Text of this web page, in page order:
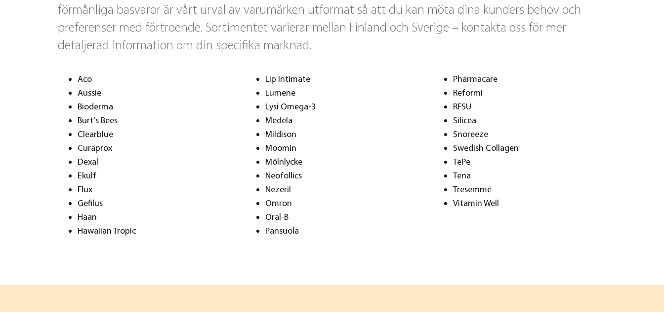
förmånliga basvaror är vårt urval av varumärken utformat så att du kan möta dina kunders behov och
preferenser med förtroende. Sortimentet varierar mellan Finland och Sverige – kontakta oss för mer
detaljerad information om din specifika marknad.
Aco
Aussie
Bioderma
Burt's Bees
Clearblue
Curaprox
Dexal
Ekulf
Flux
Gefilus
Haan
Hawaiian Tropic
Lip Intimate
Lumene
Lysi Omega-3
Medela
Mildison
Moomin
Mölnlycke
Neofollics
Nezeril
Omron
Oral-B
Pansuola
Pharmacare
Reformi
RFSU
Silicea
Snoreeze
Swedish Collagen
TePe
Tena
Tresemmé
Vitamin Well